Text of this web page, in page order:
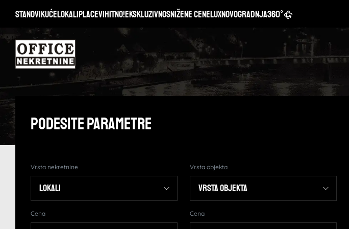
StanoviKućeLokaliPlaceviHitno!EkskluzivnoSnižene ceneLuxNovogradnja360°
Podesite Parametre
Vrsta nekretnine Vrsta objekta
Cena Cena